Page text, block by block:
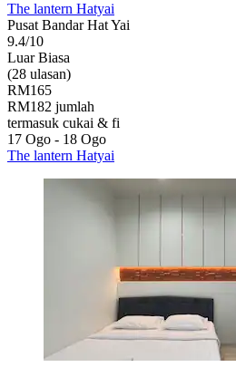
The lantern Hatyai
Pusat Bandar Hat Yai
9.4/10
Luar Biasa
(28 ulasan)
RM165
RM182 jumlah
termasuk cukai & fi
17 Ogo - 18 Ogo
The lantern Hatyai